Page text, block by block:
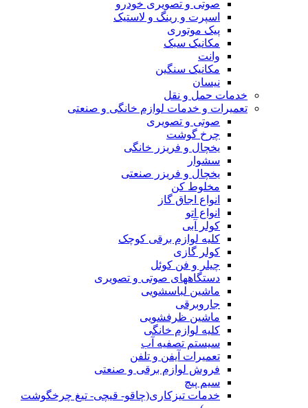
صوتی و تصویری خودرو
اسپرت و رینگ و لاستیک
پیک موتوری
مکانیک سبک
وانت
مکانیک سنگین
نیسان
خدمات حمل و نقل
تعمیرات و خدمات لوازم خانگی و صنعتی
صوتی و تصویری
چرخ گوشت
یخچال و فریزر خانگی
سشوار
یخچال و فریزر صنعتی
مخلوط کن
انواع اجاق گاز
انواع اتو
کولر آبی
کلیه لوازم برقی کوچک
کولر گازی
چیلر و فن کوئل
دستگاههای صوتی و تصویری
ماشین لباسشویی
جاروبرقی
ماشین ظرفشویی
کلیه لوازم خانگی
سیستم تصفیه آب
تعمیرات آیفن و تلفن
فروش لوازم برقی و صنعتی
سیم پیچ
خدمات تیزکاری(چاقو- قیچی- تیغ چرخگوشت